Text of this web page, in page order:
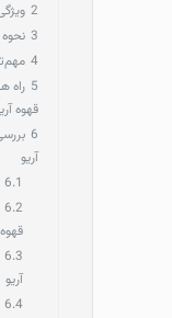
2
3
4
5 راه
قهوه
6
آریو
6.1
6.2
6.3
آریو
6.4